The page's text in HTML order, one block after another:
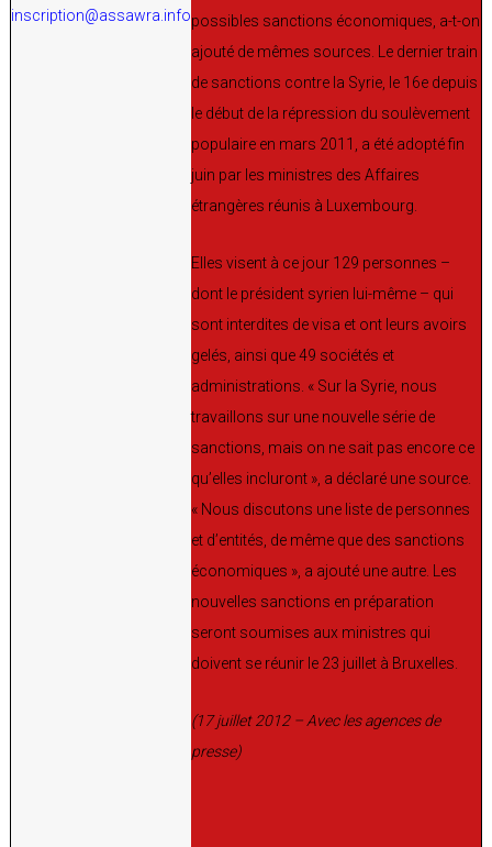
inscription@assawra.infopossibles sanctions économiques, a-t-on
ajouté de mêmes sources. Le dernier train
de sanctions contre la Syrie, le 16e depuis
le début de la répression du soulèvement
populaire en mars 2011, a été adopté fin
juin par les ministres des Affaires
étrangères réunis à Luxembourg.
Elles visent à ce jour 129 personnes –
dont le président syrien lui-même – qui
sont interdites de visa et ont leurs avoirs
gelés, ainsi que 49 sociétés et
administrations. « Sur la Syrie, nous
travaillons sur une nouvelle série de
sanctions, mais on ne sait pas encore ce
qu’elles incluront », a déclaré une source.
« Nous discutons une liste de personnes
et d’entités, de même que des sanctions
économiques », a ajouté une autre. Les
nouvelles sanctions en préparation
seront soumises aux ministres qui
doivent se réunir le 23 juillet à Bruxelles.
(17 juillet 2012 – Avec les agences de
presse)